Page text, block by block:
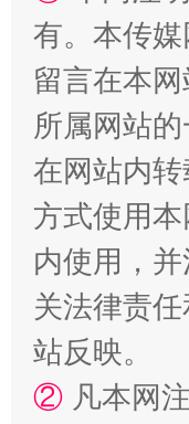
招工难、
有。本传
留言在本
所属网站
在网站内
方式使用
内使用，
关法律责
站反映。
② 凡本网